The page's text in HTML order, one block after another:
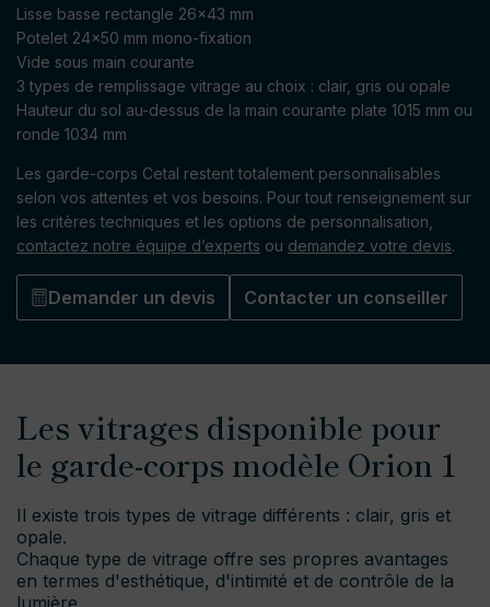
Lisse basse rectangle 26×43 mm
Potelet 24×50 mm mono-fixation
Vide sous main courante
3 types de remplissage vitrage au choix : clair, gris ou opale
Hauteur du sol au-dessus de la main courante plate 1015 mm ou
ronde 1034 mm
Les garde-corps Cetal restent totalement personnalisables
selon vos attentes et vos besoins. Pour tout renseignement sur
les critères techniques et les options de personnalisation,
contactez notre équipe d’experts ou demandez votre devis.
Demander un devis Contacter un conseiller
Les vitrages disponible pour
le garde-corps modèle Orion 1
Il existe trois types de vitrage différents : clair, gris et
opale.
Chaque type de vitrage offre ses propres avantages
en termes d'esthétique, d'intimité et de contrôle de la
lumière.